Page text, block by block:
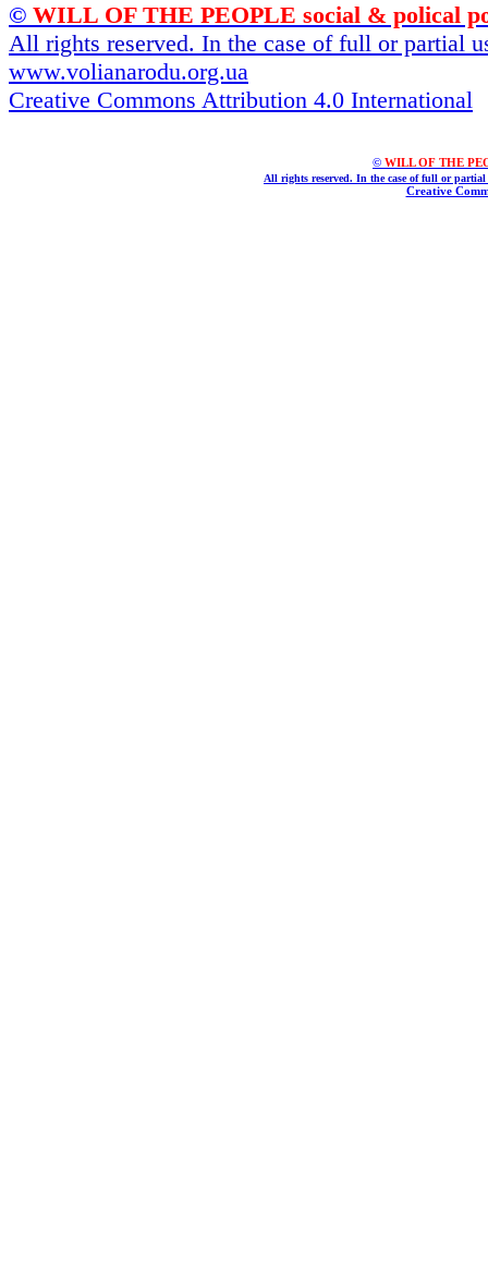
© WILL OF THE PEOPLE social & polical
All rights reserved. In the case of full or partial
www.volianarodu.org.ua
Creative Commons Attribution 4.0 International
© WILL OF THE
All rights reserved. In the case of full or
Creative